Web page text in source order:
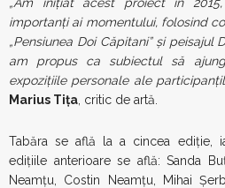
importanți ai momentului, folosind
„Pensiunea Doi Căpitani” și
am propus ca subiectul să
expozițiile personale ale
Marius Tița , critic de artă.
Tabăra se află la a cincea ediție,
edițiile anterioare se află: Sanda
Neamțu, Costin Neamțu, Mihai